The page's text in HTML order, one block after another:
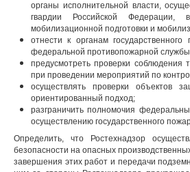
органы исполнительной власти,
гвардии Российской Федерации,
мобилизационной подготовки и
отнести к органам
федеральной противопожарной
предусмотреть проверки соблюдения
при проведении мероприятий по
осуществлять проверки объектов
ориентированный подход;
разграничить полномочия
осуществлению государственного
Определить, что Ростехнадзор
безопасности на опасных
завершения этих работ и передачи